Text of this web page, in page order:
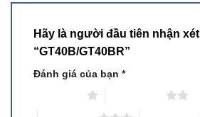
Hãy là người đầu tiên nhận xét
“GT40B/GT40BR”
Đánh giá của bạn *